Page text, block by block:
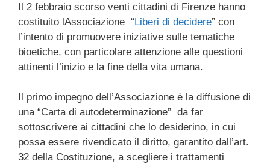
c
e
b
o
o
k
tt
er
e
a
d
s
k
e
dI
n
e
gr
a
m
at
s
A
p
p
ail n
di
vi
Il 2 febbraio scorso venti cittadini di Firenze hanno
costituito lAssociazione “Liberi di decidere” con
l’intento di promuovere iniziative sulle tematiche
bioetiche, con particolare attenzione alle questioni
attinenti l’inizio e la fine della vita umana.
Il primo impegno dell’Associazione è la diffusione di
una “Carta di autodeterminazione” da far
sottoscrivere ai cittadini che lo desiderino, in cui
possa essere rivendicato il diritto, garantito dall’art.
32 della Costituzione, a scegliere i trattamenti